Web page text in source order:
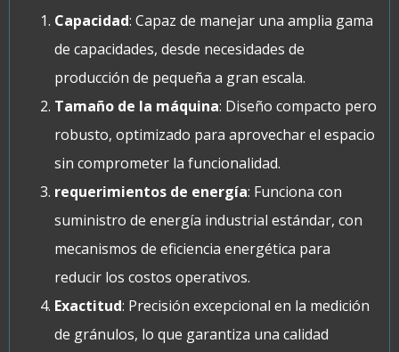
Capacidad: Capaz de manejar una amplia gama
de capacidades, desde necesidades de
producción de pequeña a gran escala.
Tamaño de la máquina: Diseño compacto pero
robusto, optimizado para aprovechar el espacio
sin comprometer la funcionalidad.
requerimientos de energía: Funciona con
suministro de energía industrial estándar, con
mecanismos de eficiencia energética para
reducir los costos operativos.
Exactitud: Precisión excepcional en la medición
de gránulos, lo que garantiza una calidad